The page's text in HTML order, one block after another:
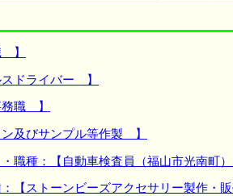
】
ドライバー 】
務職 】
及びサンプル等作製 】
種：【自動車検査員（福山市光南町）
ストーンビーズアクセサリー製作・販